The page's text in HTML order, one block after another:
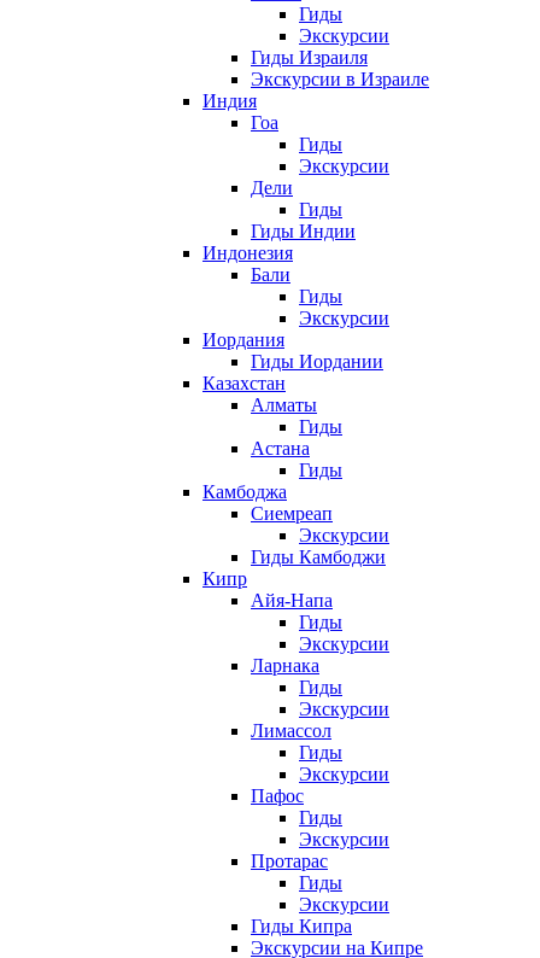
Гиды
Экскурсии
Гиды Израиля
Экскурсии в Израиле
Индия
Гоа
Гиды
Экскурсии
Дели
Гиды
Гиды Индии
Индонезия
Бали
Гиды
Экскурсии
Иордания
Гиды Иордании
Казахстан
Алматы
Гиды
Астана
Гиды
Камбоджа
Сиемреап
Экскурсии
Гиды Камбоджи
Кипр
Айя-Напа
Гиды
Экскурсии
Ларнака
Гиды
Экскурсии
Лимассол
Гиды
Экскурсии
Пафос
Гиды
Экскурсии
Протарас
Гиды
Экскурсии
Гиды Кипра
Экскурсии на Кипре